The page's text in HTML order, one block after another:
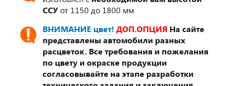
ССУот 1150 до 1800 мм
ВНИМАНИЕ цвет! ДОП.ОПЦИЯ На сайте
представлены автомобили разных
расцветок. Все требования и пожелания
по цвету и окраске продукции
согласовывайте на этапе разработки